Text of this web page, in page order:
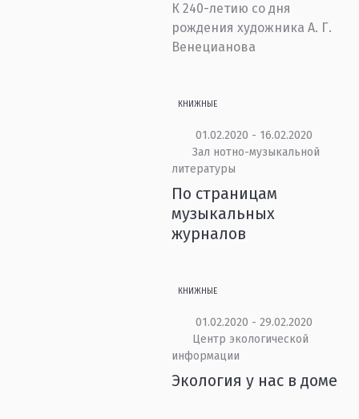
К 240-летию со дня
рождения художника А. Г.
Венецианова
КНИЖНЫЕ
01.02.2020 - 16.02.2020
Зал нотно-музыкальной
литературы
По страницам
музыкальных
журналов
КНИЖНЫЕ
01.02.2020 - 29.02.2020
Центр экологической
информации
Экология у нас в доме